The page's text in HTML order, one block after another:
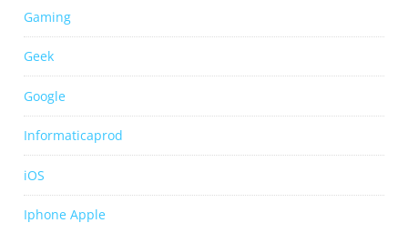
Gaming
Geek
Google
Informaticaprod
iOS
Iphone Apple